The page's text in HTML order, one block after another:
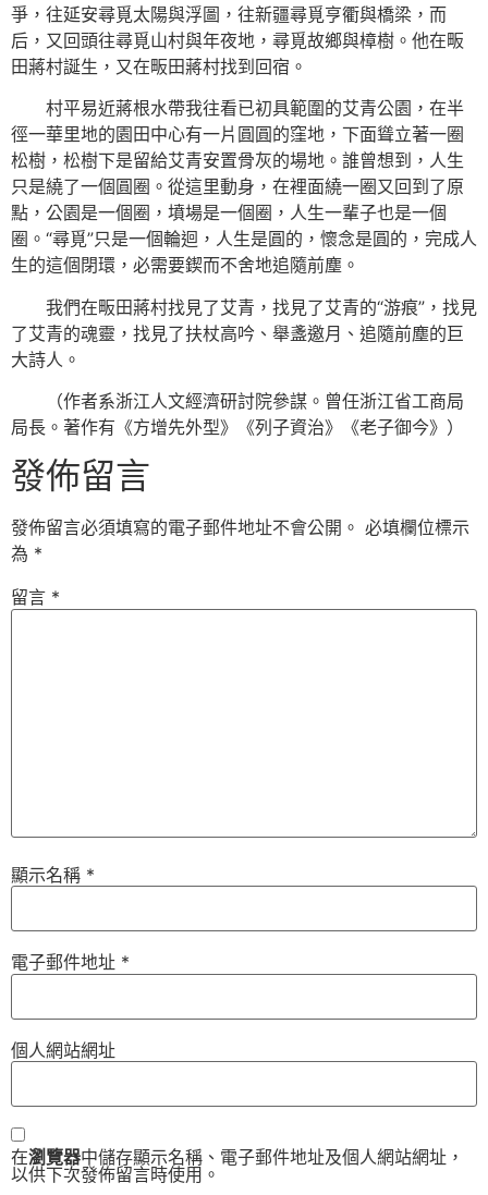
爭，往延安尋覓太陽與浮圖，往新疆尋覓亨衢與橋梁，而
后，又回頭往尋覓山村與年夜地，尋覓故鄉與樟樹。他在畈
田蔣村誕生，又在畈田蔣村找到回宿。
村平易近蔣根水帶我往看已初具範圍的艾青公園，在半
徑一華里地的園田中心有一片圓圓的窪地，下面聳立著一圈
松樹，松樹下是留給艾青安置骨灰的場地。誰曾想到，人生
只是繞了一個圓圈。從這里動身，在裡面繞一圈又回到了原
點，公園是一個圈，墳場是一個圈，人生一輩子也是一個
圈。“尋覓”只是一個輪迴，人生是圓的，懷念是圓的，完成人
生的這個閉環，必需要鍥而不舍地追隨前塵。
我們在畈田蔣村找見了艾青，找見了艾青的“游痕”，找見
了艾青的魂靈，找見了扶杖高吟、舉盞邀月、追隨前塵的巨
大詩人。
（作者系浙江人文經濟研討院參謀。曾任浙江省工商局
局長。著作有《方增先外型》《列子資治》《老子御今》）
發佈留言
發佈留言必須填寫的電子郵件地址不會公開。 必填欄位標示
為 *
留言 *
顯示名稱 *
電子郵件地址 *
個人網站網址
在瀏覽器中儲存顯示名稱、電子郵件地址及個人網站網址，
以供下次發佈留言時使用。